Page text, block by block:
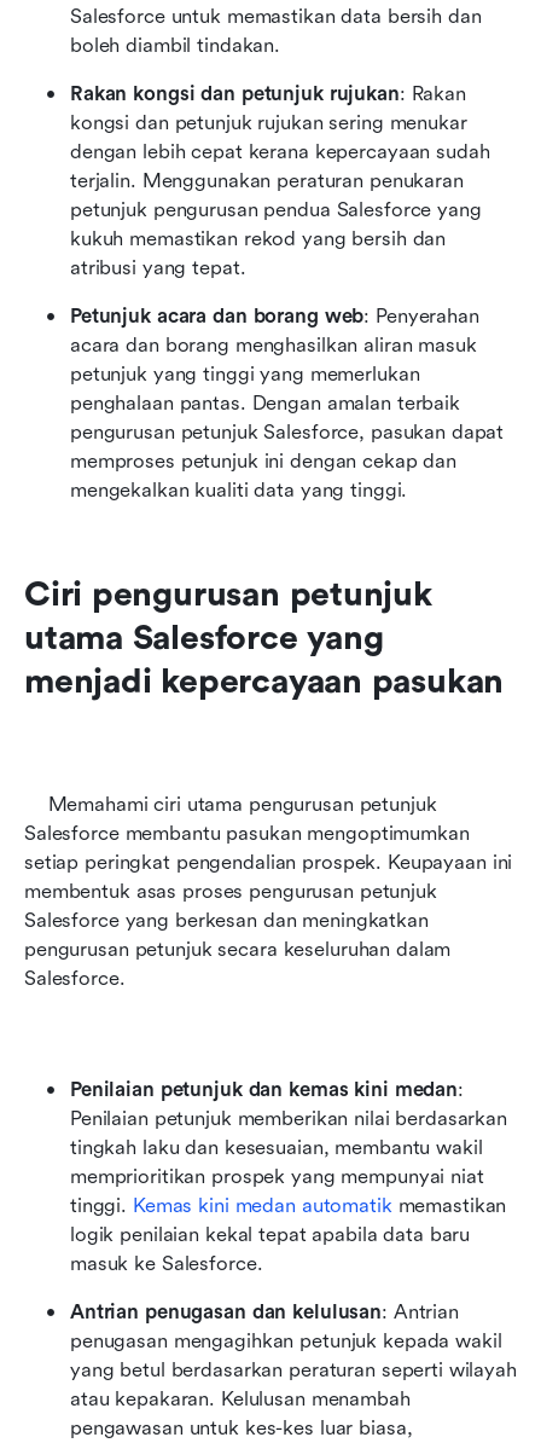
Salesforce untuk memastikan data bersih dan
boleh diambil tindakan.
Rakan kongsi dan petunjuk rujukan: Rakan
kongsi dan petunjuk rujukan sering menukar
dengan lebih cepat kerana kepercayaan sudah
terjalin. Menggunakan peraturan penukaran
petunjuk pengurusan pendua Salesforce yang
kukuh memastikan rekod yang bersih dan
atribusi yang tepat.
Petunjuk acara dan borang web: Penyerahan
acara dan borang menghasilkan aliran masuk
petunjuk yang tinggi yang memerlukan
penghalaan pantas. Dengan amalan terbaik
pengurusan petunjuk Salesforce, pasukan dapat
memproses petunjuk ini dengan cekap dan
mengekalkan kualiti data yang tinggi.
Ciri pengurusan petunjuk
utama Salesforce yang
menjadi kepercayaan pasukan
Salesforce membantu pasukan mengoptimumkan
setiap peringkat pengendalian prospek. Keupayaan ini
membentuk asas proses pengurusan petunjuk
Salesforce yang berkesan dan meningkatkan
pengurusan petunjuk secara keseluruhan dalam
Salesforce.
Penilaian petunjuk dan kemas kini medan:
Penilaian petunjuk memberikan nilai berdasarkan
tingkah laku dan kesesuaian, membantu wakil
memprioritikan prospek yang mempunyai niat
tinggi. Kemas kini medan automatik memastikan
logik penilaian kekal tepat apabila data baru
masuk ke Salesforce.
Antrian penugasan dan kelulusan: Antrian
penugasan mengagihkan petunjuk kepada wakil
yang betul berdasarkan peraturan seperti wilayah
atau kepakaran. Kelulusan menambah
pengawasan untuk kes-kes luar biasa,